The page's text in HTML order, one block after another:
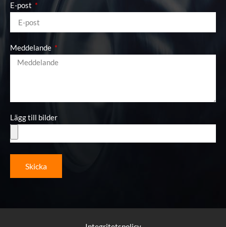
E-post
Meddelande
Lägg till bilder
Skicka